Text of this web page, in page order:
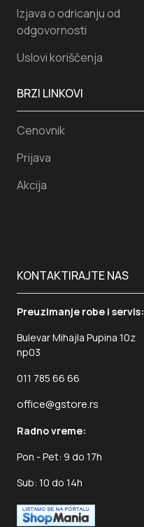
Izjava o odricanju od
odgovornosti
Uslovi koriščenja
KONTAKTIRAJTE NAS
Preuzimanje robe i servis:
Bulevar Mihajla Pupina 10z
np03
011 785 66 66
office@gstore.rs
Radno vreme:
Pon - Pet: 9 do 17h
Sub: 10 do 14h
BRZI LINKOVI
Cenovnik
Prijava
Akcija